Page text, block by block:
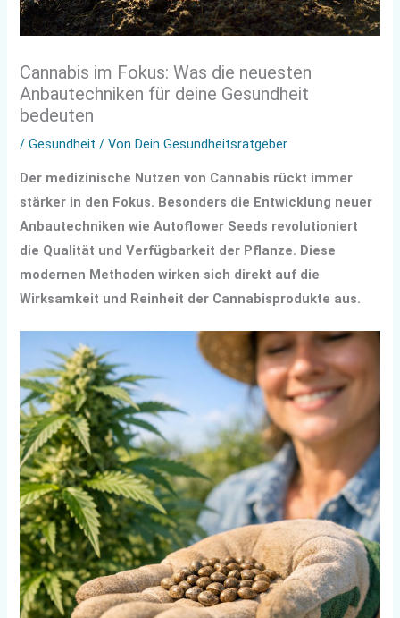
Cannabis im Fokus: Was die neuesten
Anbautechniken für deine Gesundheit
bedeuten
/Gesundheit / VonDein Gesundheitsratgeber
Der medizinische Nutzen von Cannabis rückt immer
stärker in den Fokus. Besonders die Entwicklung neuer
Anbautechniken wie Autoflower Seeds revolutioniert
die Qualität und Verfügbarkeit der Pflanze. Diese
modernen Methoden wirken sich direkt auf die
Wirksamkeit und Reinheit der Cannabisprodukte aus.